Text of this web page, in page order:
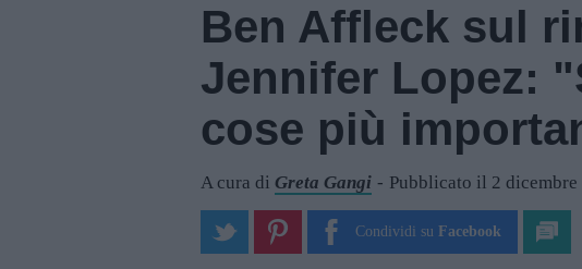
Ben Affleck sul
Jennifer Lopez:
cose più
A cura di Greta Gangi Pubblicato il 2 dicembre
Condividi su Facebook